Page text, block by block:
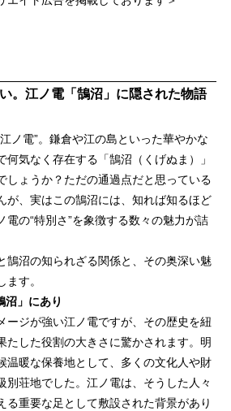
。江ノ電「鵠沼」に隠された物語
ノ電”。鎌倉や江の島といった華やかな
気なく存在する「鵠沼（くげぬま）」
しょうか？ただの通過点だと思っている
が、実はこの鵠沼には、知れば知るほど
電の“特別さ”を象徴する数々の魅力が詰
鵠沼の知られざる関係と、その奥深い魅
す。
沼」にあり
ージが強い江ノ電ですが、その歴史を紐
たした役割の大きさに驚かされます。明
温暖な保養地として、多くの文化人や財
別荘地でした。江ノ電は、そうした人々
る重要な足として敷設された背景があり